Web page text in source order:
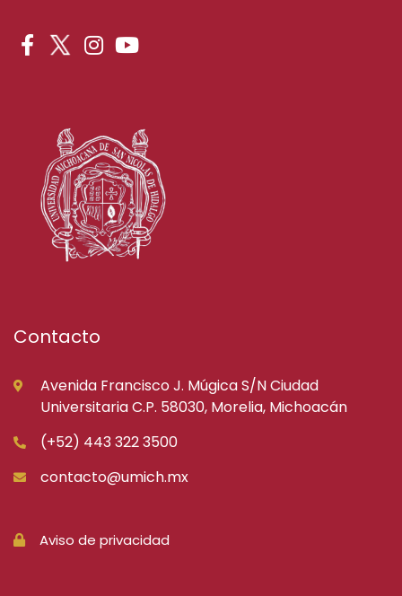
Contacto
Avenida Francisco J. Múgica S/N Ciudad
Universitaria C.P. 58030, Morelia, Michoacán
(+52) 443 322 3500
contacto@umich.mx
Aviso de privacidad